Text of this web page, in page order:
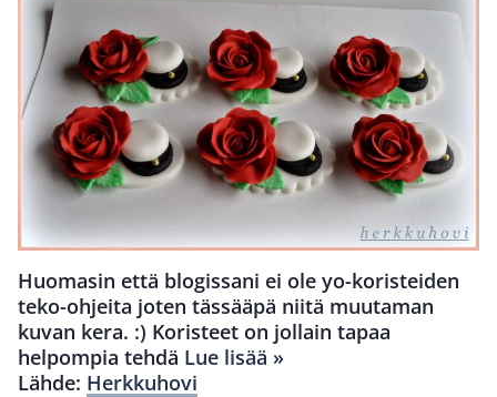
Huomasin että blogissani ei ole yo-koristeiden
teko-ohjeita joten tässääpä niitä muutaman
kuvan kera. :) Koristeet on jollain tapaa
helpompia tehdä Lue lisää »
Lähde: Herkkuhovi